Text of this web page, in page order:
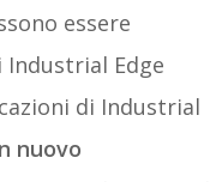
essere
Edge
di Industrial
nuovo